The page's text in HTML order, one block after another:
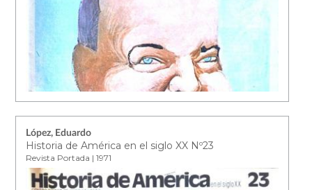
López, Eduardo
Historia de América en el siglo XX Nº23
Revista Portada | 1971